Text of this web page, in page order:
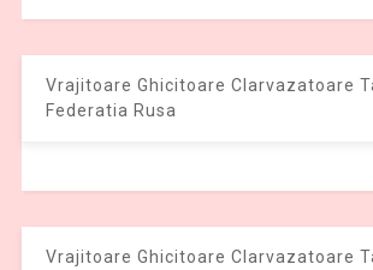
Vrajitoare Ghicitoare Clarvazatoare
Federatia Rusa
Vrajitoare Ghicitoare Clarvazatoare